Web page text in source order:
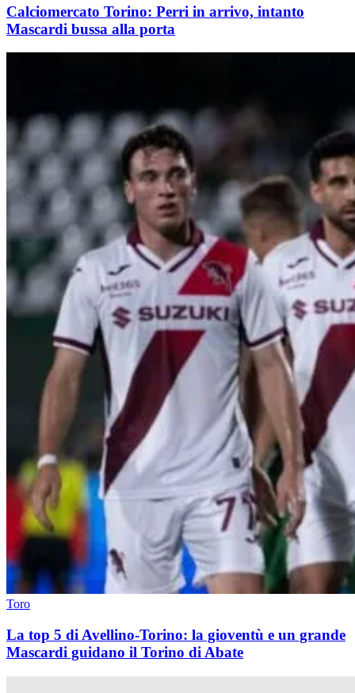
Calciomercato Torino: Perri in arrivo, intanto
Mascardi bussa alla porta
Toro
La top 5 di Avellino-Torino: la gioventù e un grande
Mascardi guidano il Torino di Abate